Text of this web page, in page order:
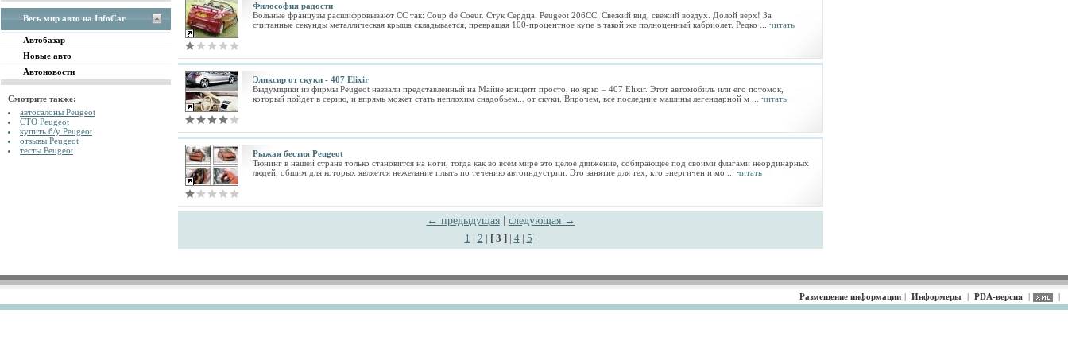
Весь мир авто на InfoCar
Автобазар
Новые авто
Автоновости
Смотрите также:
автосалоны Peugeot
СТО Peugeot
купить б/у Peugeot
отзывы Peugeot
тесты Peugeot
Философия радости
Вольные французы расшифровывают CC так: Coup de Coeur. Стук Сердца. Peugeot 206CC. Свежий вид, свежий воздух. Долой верх! За
считанные секунды металлическая крыша складывается, превращая 100-процентное купе в такой же полноценный кабриолет. Редко ... читать
Эликсир от скуки - 407 Elixir
Выдумщики из фирмы Peugeot назвали представленный на Майне концепт просто, но ярко – 407 Elixir. Этот автомобиль или его потомок,
который пойдет в серию, и впрямь может стать неплохим снадобьем... от скуки. Впрочем, все последние машины легендарной м ... читать
Рыжая бестия Peugeot
Тюнинг в нашей стране только становится на ноги, тогда как во всем мире это целое движение, собирающее под своими флагами неординарных
людей, общим для которых является нежелание плыть по течению автоиндустрии. Это занятие для тех, кто энергичен и мо ... читать
← предыдущая| следующая →
1 | 2 | [ 3 ]| 4| 5 |
Размещение информации | Информеры | PDA-версия | |